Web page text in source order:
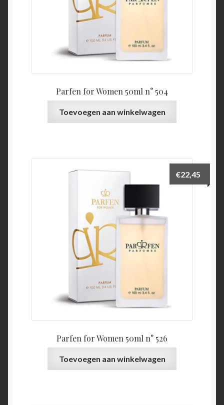
Parfen for Women 50ml n° 504
Toevoegen aan winkelwagen
Parfen for Women 50ml n° 526
€22,45
Toevoegen aan winkelwagen